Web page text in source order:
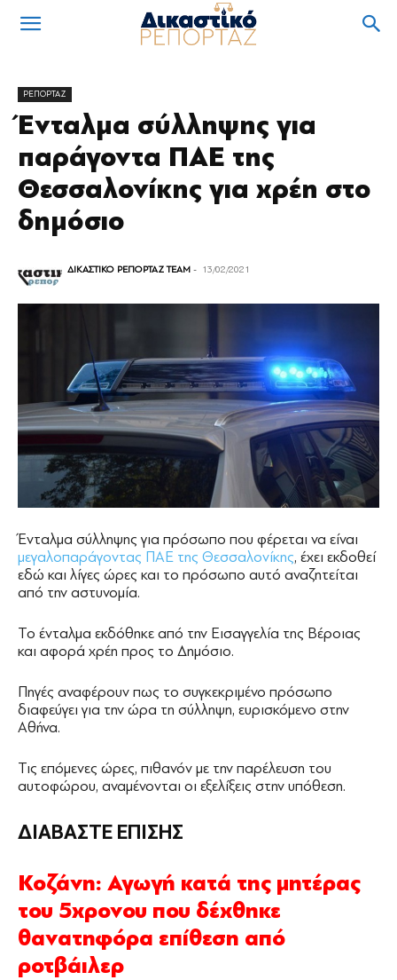
ΡΕΠΟΡΤΑΖ
Ένταλμα σύλληψης για
παράγοντα ΠΑΕ της
Θεσσαλονίκης για χρέη στο
δημόσιο
ΔΙΚΑΣΤΙΚΟ ΡΕΠΟΡΤΑΖ TEAM - 13/02/2021
Ένταλμα σύλληψης για πρόσωπο που φέρεται να είναι
μεγαλοπαράγοντας ΠΑΕ της Θεσσαλονίκης, έχει εκδοθεί
εδώ και λίγες ώρες και το πρόσωπο αυτό αναζητείται
από την αστυνομία.
Το ένταλμα εκδόθηκε από την Εισαγγελία της Βέροιας
και αφορά χρέη προς το Δημόσιο.
Πηγές αναφέρουν πως το συγκεκριμένο πρόσωπο
διαφεύγει για την ώρα τη σύλληψη, ευρισκόμενο στην
Αθήνα.
Τις επόμενες ώρες, πιθανόν με την παρέλευση του
αυτοφώρου, αναμένονται οι εξελίξεις στην υπόθεση.
ΔΙΑΒΑΣΤΕ ΕΠΙΣΗΣ
Κοζάνη: Αγωγή κατά της μητέρας
του 5χρονου που δέχθηκε
θανατηφόρα επίθεση από
ροτβάιλερ